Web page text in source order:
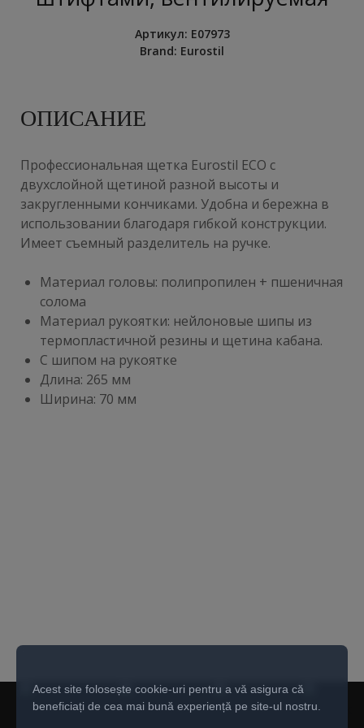
Артикул: E07973
Brand: Eurostil
ОПИСАНИЕ
Профессиональная щетка Eurostil ECO с
двухслойной щетиной разной высоты и
закругленными кончиками. Удобна и бережна в
использовании благодаря гибкой конструкции.
Имеет съемный разделитель на ручке.
Материал головы: полипропилен + пшеничная
солома
Материал рукоятки: нейлоновые шипы из
термопластичной резины и щетина кабана.
С шипом на рукоятке
Длина: 265 мм
Ширина: 70 мм
Acest site folosește cookie-uri pentru a vă asigura că
beneficiați de cea mai bună experiență pe site-ul nostru.